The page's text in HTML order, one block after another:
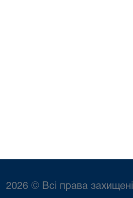
2026 © Всі права захищені